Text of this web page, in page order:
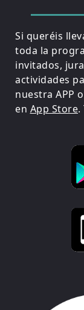
Si queréis
toda la
invitados,
actividades
nuestra APP
en App Store.